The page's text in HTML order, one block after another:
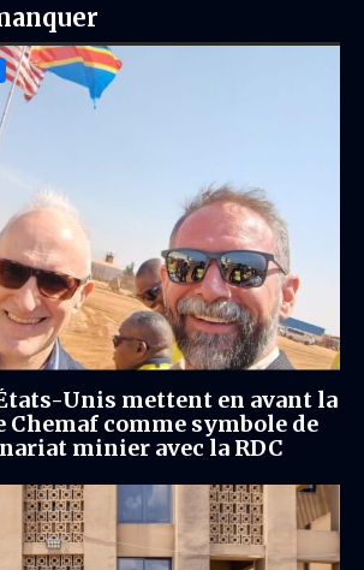
Unis mettent en avant la
Chemaf comme symbole de
minier avec la RDC